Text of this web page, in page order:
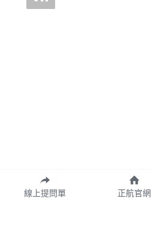
線上提問單 正航官網